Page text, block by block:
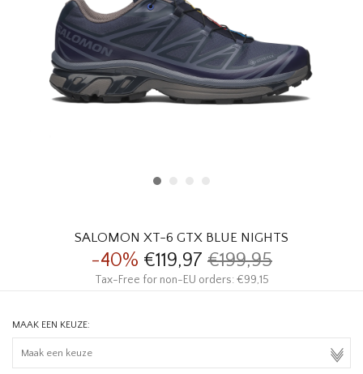
MERKEN
THE EDIT
SALOMON XT-6 GTX BLUE NIGHTS
-40% €119,97 €199,95
Tax-Free for non-EU orders: €99,15
MAAK EEN KEUZE: